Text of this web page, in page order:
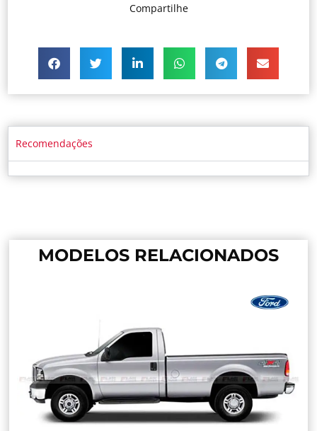
Compartilhe
Recomendações
MODELOS RELACIONADOS